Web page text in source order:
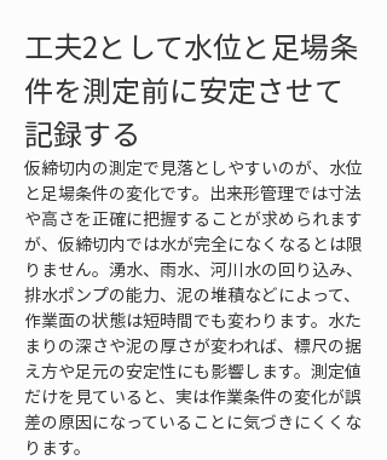
工夫2として水位と足場条
件を測定前に安定させて
記録する
仮締切内の測定で見落としやすいのが、水位
と足場条件の変化です。出来形管理では寸法
や高さを正確に把握することが求められます
が、仮締切内では水が完全になくなるとは限
りません。湧水、雨水、河川水の回り込み、
排水ポンプの能力、泥の堆積などによって、
作業面の状態は短時間でも変わります。水た
まりの深さや泥の厚さが変われば、標尺の据
え方や足元の安定性にも影響します。測定値
だけを見ていると、実は作業条件の変化が誤
差の原因になっていることに気づきにくくな
ります。